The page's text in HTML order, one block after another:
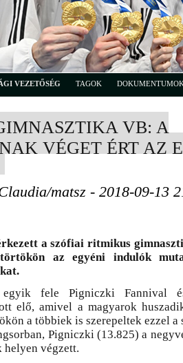
VEZETŐSÉG TAGOK
VB: A
VÉGET ÉRT AZ
matsz - 2018-09-13
a szófiai ritmikus
az egyéni indulók
fele Pigniczki Fannival
elő, amivel a magyarok
a többiek is szerepeltek ezzel
Pigniczki (13.825) a
helyen végzett.